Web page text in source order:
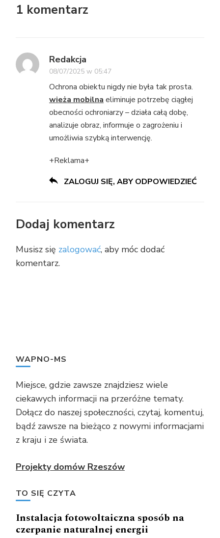
1 komentarz
Redakcja
08/07/2025 w 05:47
Ochrona obiektu nigdy nie była tak prosta.
wieża mobilnaeliminuje potrzebę ciągłej
obecności ochroniarzy – działa całą dobę,
analizuje obraz, informuje o zagrożeniu i
umożliwia szybką interwencję.
+Reklama+
ZALOGUJ SIĘ, ABY ODPOWIEDZIEĆ
Dodaj komentarz
Musisz się zalogować, aby móc dodać
komentarz.
WAPNO-MS
Miejsce, gdzie zawsze znajdziesz wiele
ciekawych informacji na przeróżne tematy.
Dołącz do naszej społeczności, czytaj, komentuj,
bądź zawsze na bieżąco z nowymi informacjami
z kraju i ze świata.
Projekty domów Rzeszów
TO SIĘ CZYTA
Instalacja fotowoltaiczna sposób na
czerpanie naturalnej energii